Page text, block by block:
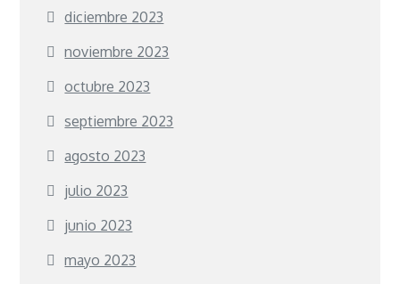
diciembre 2023
noviembre 2023
octubre 2023
septiembre 2023
agosto 2023
julio 2023
junio 2023
mayo 2023